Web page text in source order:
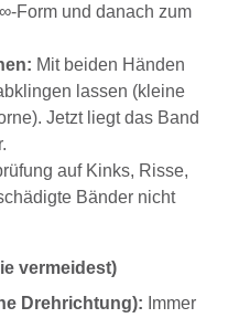
Form und danach zum
Mit beiden Händen
lassen (kleine
Jetzt liegt das Band
auf Kinks, Risse,
Bänder nicht
vermeidest)
Drehrichtung): Immer